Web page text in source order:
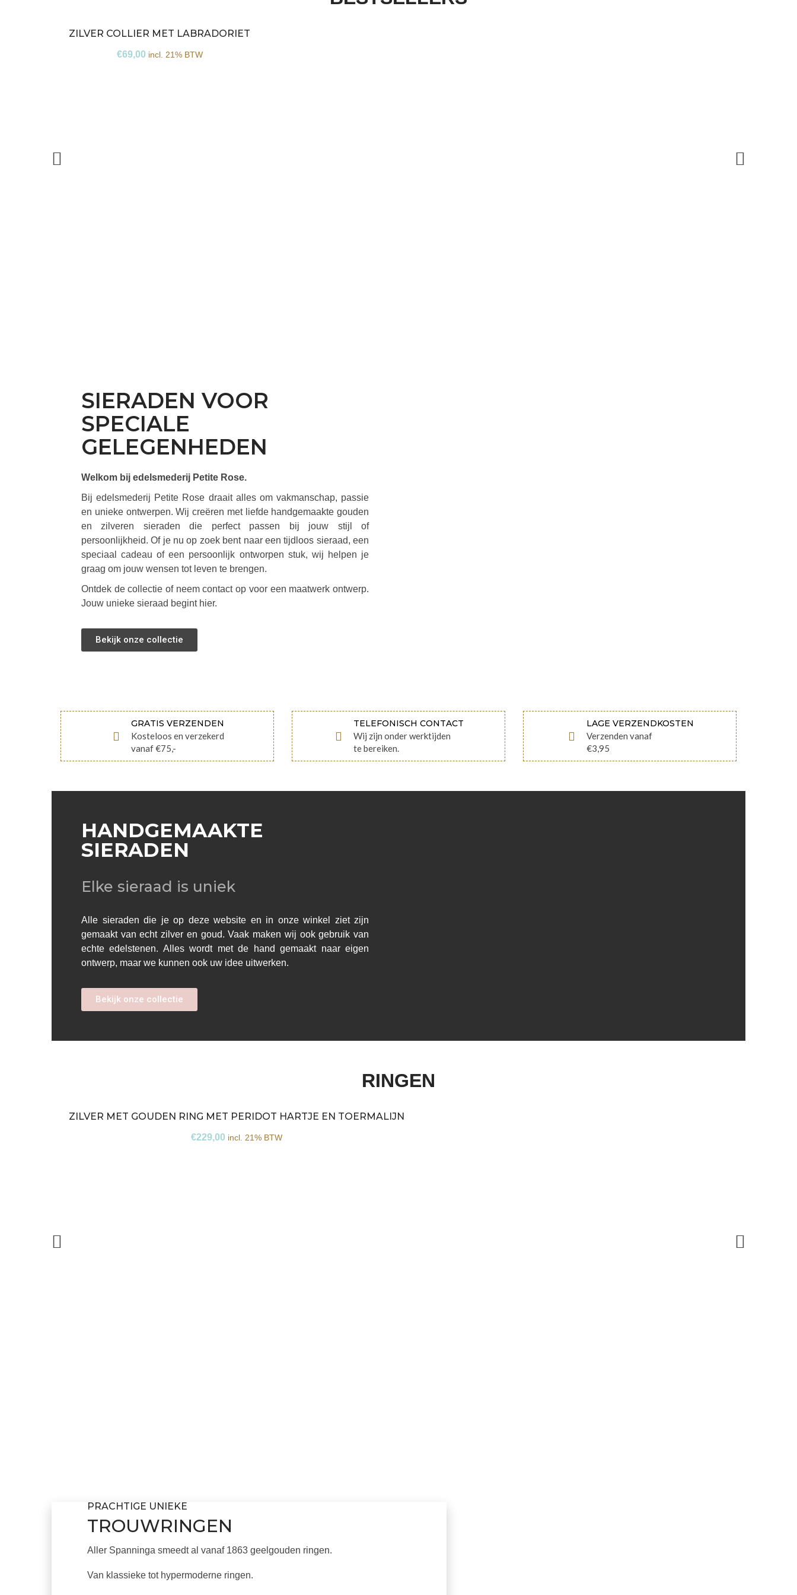
ZILVER COLLIER MET LABRADORIET
€69,00 incl. 21% BTW
SIERADEN VOOR
SPECIALE
GELEGENHEDEN
Welkom bij edelsmederij Petite Rose.
Bij edelsmederij Petite Rose draait alles om vakmanschap, passie
en unieke ontwerpen. Wij creëren met liefde handgemaakte gouden
en zilveren sieraden die perfect passen bij jouw stijl of
persoonlijkheid. Of je nu op zoek bent naar een tijdloos sieraad, een
speciaal cadeau of een persoonlijk ontworpen stuk, wij helpen je
graag om jouw wensen tot leven te brengen.
Ontdek de collectie of neem contact op voor een maatwerk ontwerp.
Jouw unieke sieraad begint hier.
Bekijk onze collectie
GRATIS VERZENDEN
Kosteloos en verzekerd
vanaf €75,-
TELEFONISCH CONTACT
Wij zijn onder werktijden
te bereiken.
LAGE VERZENDKOSTEN
Verzenden vanaf
€3,95
HANDGEMAAKTE
SIERADEN
Elke sieraad is uniek
Alle sieraden die je op deze website en in onze winkel ziet zijn
gemaakt van echt zilver en goud. Vaak maken wij ook gebruik van
echte edelstenen. Alles wordt met de hand gemaakt naar eigen
ontwerp, maar we kunnen ook uw idee uitwerken.
Bekijk onze collectie
RINGEN
ZILVER MET GOUDEN RING MET PERIDOT HARTJE EN TOERMALIJN
€229,00 incl. 21% BTW
PRACHTIGE UNIEKE
TROUWRINGEN
Aller Spanninga smeedt al vanaf 1863 geelgouden ringen.
Van klassieke tot hypermoderne ringen.